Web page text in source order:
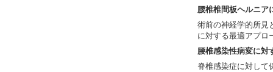
腰椎椎間板ヘルニア
術前の神経学的所見
に対する最適アプロ
腰椎感染性病変に対
脊椎感染症に対して